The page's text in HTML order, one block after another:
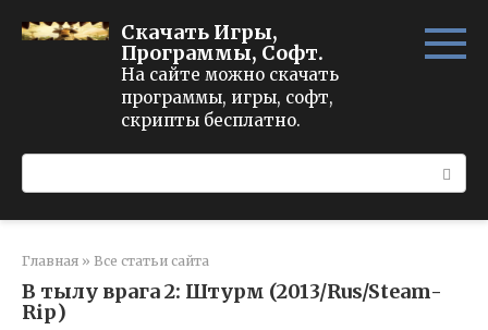
Скачать Игры,
Программы, Софт.
На сайте можно скачать
программы, игры, софт,
скрипты бесплатно.
Главная » Все статьи сайта
В тылу врага 2: Штурм (2013/Rus/Steam-
Rip)